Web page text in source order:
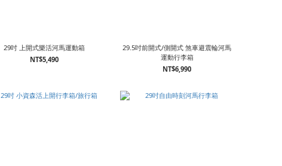
29吋 上開式樂活河馬運動箱
NT$5,490
29.5吋前開式/側開式 煞車避震輪河馬
運動行李箱
NT$6,990